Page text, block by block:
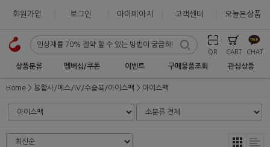
회원가입 로그인 마이페이지 고객센터 오늘본상품
QR CART CHAT
상품분류 멤버십/쿠폰 이벤트 구매물품조회 관심상품
Home 봉합사/메스/IV/수술복/아이스팩 아이스팩